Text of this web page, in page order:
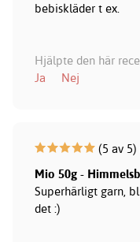
bebiskläder t ex.
Hjälpte den här
Ja
Nej
(5 av 5)
Mio 50g -
Superhärligt garn,
det :)